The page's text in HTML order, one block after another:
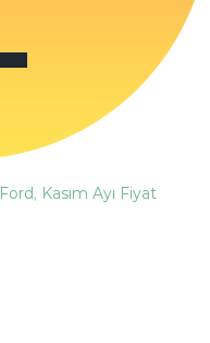
Ford, Kasım Ayı Fiyat